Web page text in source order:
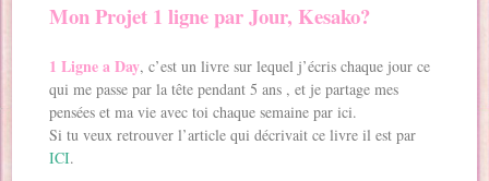
Mon Projet 1 ligne par Jour, Kesako?
1 Ligne a Day, c’est un livre sur lequel j’écris chaque jour ce
qui me passe par la tête pendant 5 ans , et je partage mes
pensées et ma vie avec toi chaque semaine par ici.
Si tu veux retrouver l’article qui décrivait ce livre il est par
ICI.